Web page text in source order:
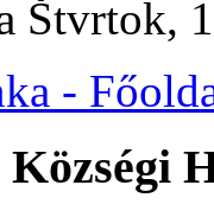
Štvrtok,
-